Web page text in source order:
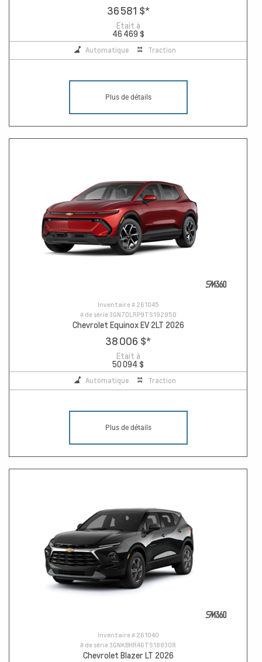
36 581 $*
Etait à
46 469 $
Automatique Traction
Plus de détails
Inventaire # 261045
# de série3GN7DLRP9TS192950
Chevrolet Equinox EV 2LT 2026
38 006 $*
Etait à
50 094 $
Automatique Traction
Plus de détails
Inventaire # 261040
# de série3GNKBHR46TS188308
Chevrolet Blazer LT 2026